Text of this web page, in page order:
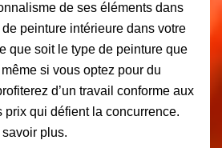
de ses éléments dans
peinture intérieure dans votre
que soit le type de peinture que
si vous optez pour du
d’un travail conforme aux
prix qui défient la concurrence.
plus.